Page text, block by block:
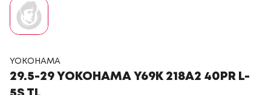
YOKOHAMA
29.5-29 YOKOHAMA Y69K 218A2 40PR L-